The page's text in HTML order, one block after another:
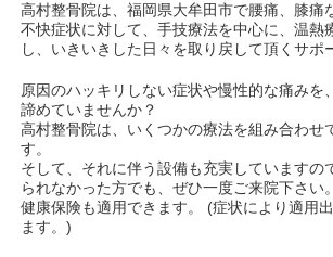
高村整骨院は、福岡県大牟田市で腰痛、膝痛
不快症状に対して、手技療法を中心に、温熱
し、いきいきした日々を取り戻して頂くサポ
原因のハッキリしない症状や慢性的な痛みを
諦めていませんか？
高村整骨院は、いくつかの療法を組み合わせ
す。
そして、それに伴う設備も充実していますの
られなかった方でも、ぜひ一度ご来院下さい。
健康保険も適用できます。 (症状により適用
ます。)